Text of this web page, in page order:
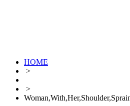
HOME
>
>